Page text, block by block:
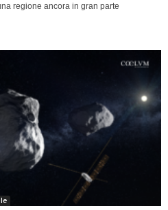
regione ancora in gran parte